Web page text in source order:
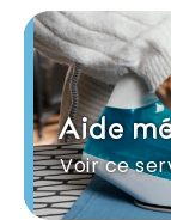
Aide
Voir ce